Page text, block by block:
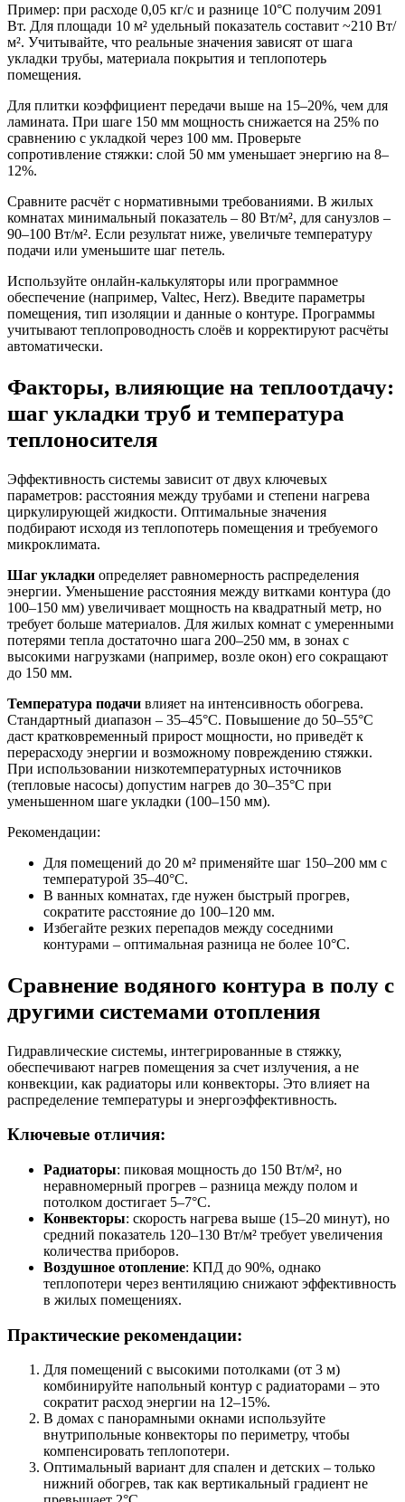
Пример: при расходе 0,05 кг/с и разнице 10°C получим 2091
Вт. Для площади 10 м² удельный показатель составит ~210 Вт/
м². Учитывайте, что реальные значения зависят от шага
укладки трубы, материала покрытия и теплопотерь
помещения.
Для плитки коэффициент передачи выше на 15–20%, чем для
ламината. При шаге 150 мм мощность снижается на 25% по
сравнению с укладкой через 100 мм. Проверьте
сопротивление стяжки: слой 50 мм уменьшает энергию на 8–
12%.
Сравните расчёт с нормативными требованиями. В жилых
комнатах минимальный показатель – 80 Вт/м², для санузлов –
90–100 Вт/м². Если результат ниже, увеличьте температуру
подачи или уменьшите шаг петель.
Используйте онлайн-калькуляторы или программное
обеспечение (например, Valtec, Herz). Введите параметры
помещения, тип изоляции и данные о контуре. Программы
учитывают теплопроводность слоёв и корректируют расчёты
автоматически.
Факторы, влияющие на теплоотдачу:
шаг укладки труб и температура
теплоносителя
Эффективность системы зависит от двух ключевых
параметров: расстояния между трубами и степени нагрева
циркулирующей жидкости. Оптимальные значения
подбирают исходя из теплопотерь помещения и требуемого
микроклимата.
Шаг укладки определяет равномерность распределения
энергии. Уменьшение расстояния между витками контура (до
100–150 мм) увеличивает мощность на квадратный метр, но
требует больше материалов. Для жилых комнат с умеренными
потерями тепла достаточно шага 200–250 мм, в зонах с
высокими нагрузками (например, возле окон) его сокращают
до 150 мм.
Температура подачи влияет на интенсивность обогрева.
Стандартный диапазон – 35–45°C. Повышение до 50–55°C
даст кратковременный прирост мощности, но приведёт к
перерасходу энергии и возможному повреждению стяжки.
При использовании низкотемпературных источников
(тепловые насосы) допустим нагрев до 30–35°C при
уменьшенном шаге укладки (100–150 мм).
Рекомендации:
Для помещений до 20 м² применяйте шаг 150–200 мм с
температурой 35–40°C.
В ванных комнатах, где нужен быстрый прогрев,
сократите расстояние до 100–120 мм.
Избегайте резких перепадов между соседними
контурами – оптимальная разница не более 10°C.
Сравнение водяного контура в полу с
другими системами отопления
Гидравлические системы, интегрированные в стяжку,
обеспечивают нагрев помещения за счет излучения, а не
конвекции, как радиаторы или конвекторы. Это влияет на
распределение температуры и энергоэффективность.
Ключевые отличия:
Радиаторы: пиковая мощность до 150 Вт/м², но
неравномерный прогрев – разница между полом и
потолком достигает 5–7°C.
Конвекторы: скорость нагрева выше (15–20 минут), но
средний показатель 120–130 Вт/м² требует увеличения
количества приборов.
Воздушное отопление: КПД до 90%, однако
теплопотери через вентиляцию снижают эффективность
в жилых помещениях.
Практические рекомендации:
Для помещений с высокими потолками (от 3 м)
комбинируйте напольный контур с радиаторами – это
сократит расход энергии на 12–15%.
В домах с панорамными окнами используйте
внутрипольные конвекторы по периметру, чтобы
компенсировать теплопотери.
Оптимальный вариант для спален и детских – только
нижний обогрев, так как вертикальный градиент не